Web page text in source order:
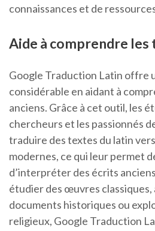
connaissances et de
Aide à comprendre les
Google Traduction Latin offre
considérable en aidant à
anciens. Grâce à cet outil, les
chercheurs et les passionnés
traduire des textes du latin
modernes, ce qui leur permet
d’interpréter des écrits
étudier des œuvres classiques,
documents historiques ou
religieux, Google Traduction